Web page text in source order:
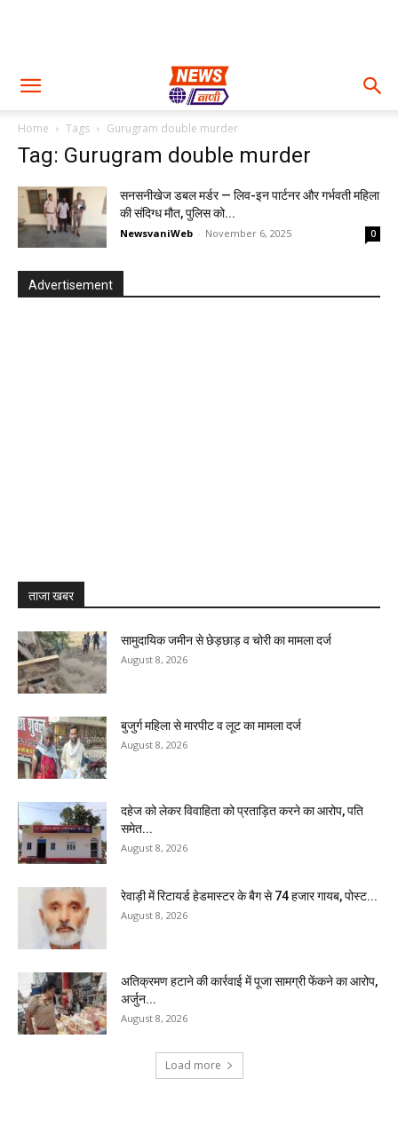
Home Tags Gurugram double murder
Tag: Gurugram double murder
सनसनीखेज डबल मर्डर — लिव-इन पार्टनर और गर्भवती महिला
की संदिग्ध मौत, पुलिस को...
NewsvaniWeb - November 6, 2025 0
Advertisement
ताजा खबर
सामुदायिक जमीन से छेड़छाड़ व चोरी का मामला दर्ज
August 8, 2026
बुजुर्ग महिला से मारपीट व लूट का मामला दर्ज
August 8, 2026
दहेज को लेकर विवाहिता को प्रताड़ित करने का आरोप, पति
समेत...
August 8, 2026
रेवाड़ी में रिटायर्ड हेडमास्टर के बैग से ₹74 हजार गायब, पोस्ट...
August 8, 2026
अतिक्रमण हटाने की कार्रवाई में पूजा सामग्री फेंकने का आरोप,
अर्जुन...
August 8, 2026
Load more